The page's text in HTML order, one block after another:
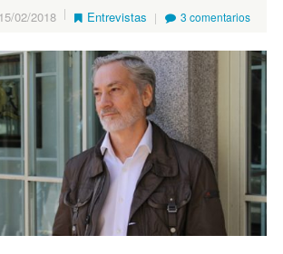
15/02/2018 Entrevistas 3 comentarios